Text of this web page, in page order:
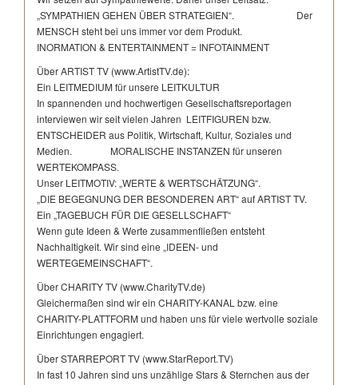
„SYMPATHIEN GEHEN ÜBER STRATEGIEN“. Der
MENSCH steht bei uns immer vor dem Produkt.
INORMATION & ENTERTAINMENT = INFOTAINMENT
Über ARTIST TV (www.ArtistTV.de):
Ein LEITMEDIUM für unsere LEITKULTUR
In spannenden und hochwertigen Gesellschaftsreportagen
interviewen wir seit vielen Jahren LEITFIGUREN bzw.
ENTSCHEIDER aus Politik, Wirtschaft, Kultur, Soziales und
Medien. MORALISCHE INSTANZEN für unseren
WERTEKOMPASS.
Unser LEITMOTIV: „WERTE & WERTSCHÄTZUNG“.
„DIE BEGEGNUNG DER BESONDEREN ART“ auf ARTIST TV.
Ein „TAGEBUCH FÜR DIE GESELLSCHAFT“
Wenn gute Ideen & Werte zusammenfließen entsteht
Nachhaltigkeit. Wir sind eine „IDEEN- und
WERTEGEMEINSCHAFT“.
Über CHARITY TV (www.CharityTV.de)
Gleichermaßen sind wir ein CHARITY-KANAL bzw. eine
CHARITY-PLATTFORM und haben uns für viele wertvolle soziale
Einrichtungen engagiert.
Über STARREPORT TV (www.StarReport.TV)
In fast 10 Jahren sind uns unzählige Stars & Sternchen aus der